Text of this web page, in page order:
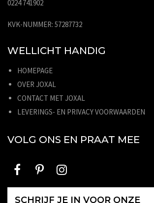
0224 741902
KVK-NUMMER: 57287732
WELLICHT HANDIG
HOMEPAGE
OVER JOXAL
CONTACT MET JOXAL
LEVERINGS- EN PRIVACY VOORWAARDEN
VOLG ONS EN PRAAT MEE
SCHRIJF JE IN VOOR ONZE